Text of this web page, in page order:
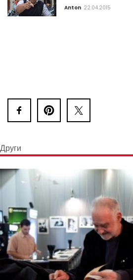
Anton 22.04.2015
Други